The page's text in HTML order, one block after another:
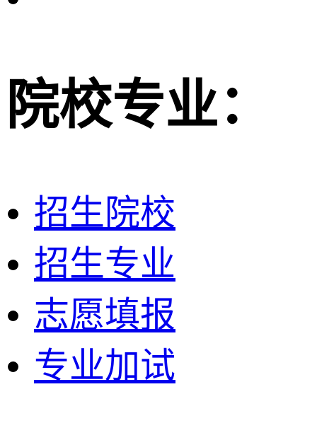
院校专业：
招生院校
招生专业
志愿填报
专业加试